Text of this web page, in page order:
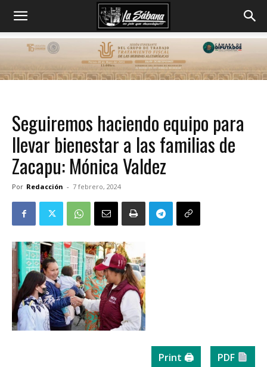
Seguiremos haciendo equipo para
llevar bienestar a las familias de
Zacapu: Mónica Valdez
Por Redacción - 7 febrero, 2024
Print 🖨 PDF